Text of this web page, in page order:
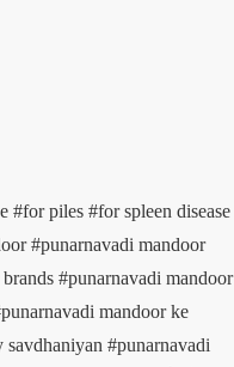
#for piles #for spleen disease
#punarnavadi mandoor
#punarnavadi mandoor
mandoor ke
savdhaniyan #punarnavadi